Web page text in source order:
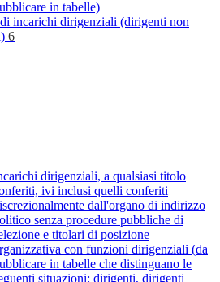
in tabelle)
incarichi dirigenziali (dirigenti non
6
dirigenziali, a qualsiasi titolo
ivi inclusi quelli conferiti
dall'organo di indirizzo
senza procedure pubbliche di
e titolari di posizione
con funzioni dirigenziali (da
in tabelle che distinguano le
situazioni: dirigenti, dirigenti